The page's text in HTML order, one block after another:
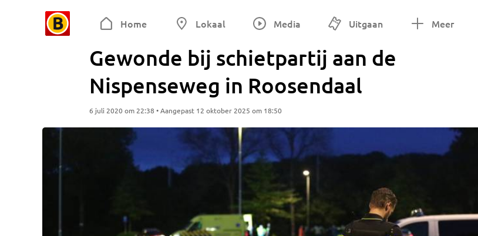
Home Lokaal Media Uitgaan Meer
Gewonde bij schietpartij aan de
Nispenseweg in Roosendaal
6 juli 2020 om 22:38 • Aangepast 12 oktober 2025 om 18:50